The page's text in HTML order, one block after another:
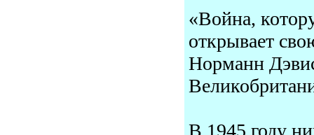
«Война,
открывает
Норманн
В 1945 году